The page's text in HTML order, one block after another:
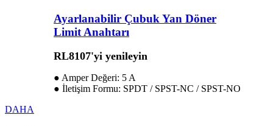
Ayarlanabilir Çubuk Yan Döner
Limit Anahtarı
RL8107'yi yenileyin
● Amper Değeri: 5 A
● İletişim Formu: SPDT / SPST-NC / SPST-NO
DAHA